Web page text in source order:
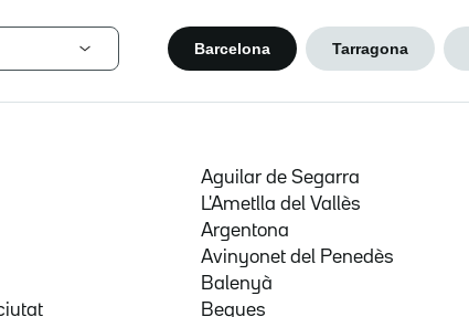
Barcelona Tarragona
Aguilar de Segarra
L'Ametlla del Vallès
Argentona
Avinyonet del Penedès
Balenyà
Begues